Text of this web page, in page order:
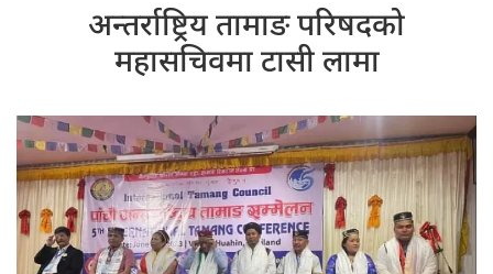
अन्तर्राष्ट्रिय तामाङ परिषदको
महासचिवमा टासी लामा